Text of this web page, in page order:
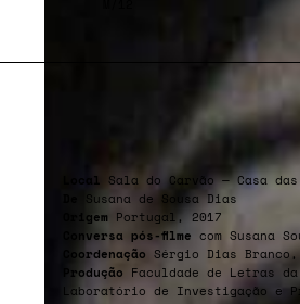
Local Sala do Carvão — Casa
Susana de Sousa Dias
Origem Portugal, 2017
Conversa pós-filme com Susana
Coordenação Sérgio Dias
Produção Faculdade de Letras
Laboratório de Investigação e